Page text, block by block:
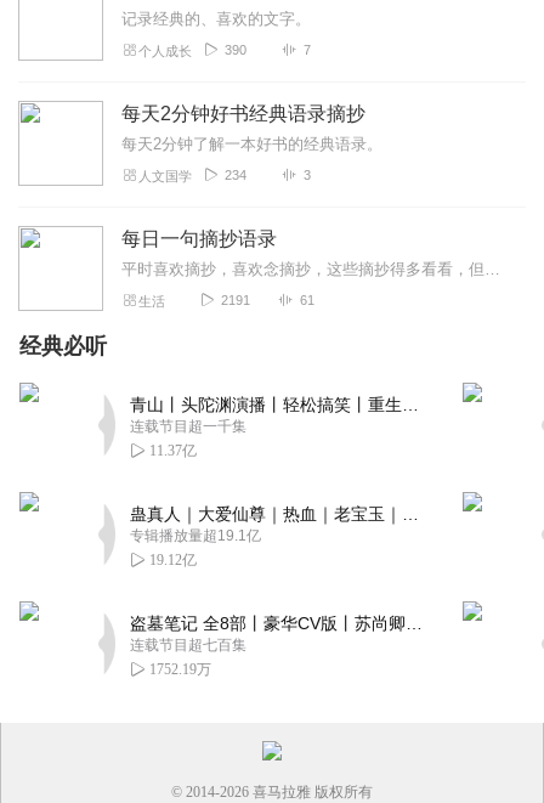
记录经典的、喜欢的文字。
个人成长 390 7
每天2分钟好书经典语录摘抄
每天2分钟了解一本好书的经典语录。
人文国学 234 3
每日一句摘抄语录
平时喜欢摘抄，喜欢念摘抄，这些摘抄得多看看，但是时间又非常的有限，那就录下来，睡觉听，这样，我就能把我的摘抄记下来了。
生活 2191 61
经典必听
连载节目超一千集
11.37亿
专辑播放量超19.1亿
19.12亿
连载节目超七百集
1752.19万
© 2014-2026 喜马拉雅 版权所有